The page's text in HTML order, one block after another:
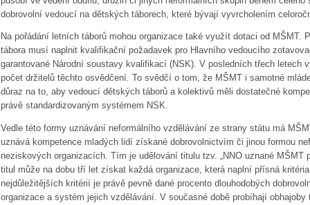
dobrovolní vedoucí na dětských táborech, které bývají vyvrcholením
Na pořádání letních táborů mohou organizace také využít dotaci od MŠMT.
tábora musí naplnit kvalifikační požadavek pro Hlavního vedoucího
garantované Národní soustavy kvalifikací (NSK). V posledních třech letech
počet držitelů těchto osvědčení. To svědčí o tom, že MŠMT i samotné
důraz na to, aby vedoucí dětských táborů a kolektivů měli dostatečné
právě standardizovaným systémem NSK.
Vedle této formy uznávání neformálního vzdělávání ze strany státu má
uznává kompetence mladých lidí získané dobrovolnictvím či jinou formou
neziskových organizacích. Tím je udělování titulu tzv. „NNO uznané MŠMT
titul může na dobu tří let získat každá organizace, která naplní přísná
nejdůležitějších kritérií je právě pevně dané procento dlouhodobých
organizace a systém jejich vzdělávání. V současné době probíhají obhajoby